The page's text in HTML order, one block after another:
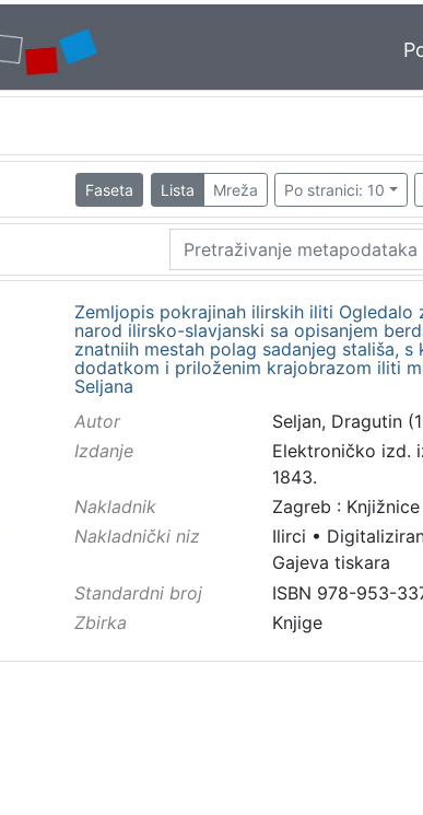
Faseta Lista Mreža Po stranici: 10
Zemljopis pokrajinah ilirskih iliti Ogledalo
narod ilirsko-slavjanski sa opisanjem
znatniih mestah polag sadanjeg stališa,
dodatkom i priloženim krajobrazom iliti
Seljana
Autor
Seljan, Dragutin
Izdanje
Elektroničko izd.
1843.
Nakladnik
Zagreb :
Nakladnički niz
Ilirci •
Gajeva tiskara
Standardni broj
ISBN 978-953-
Zbirka
Knjige